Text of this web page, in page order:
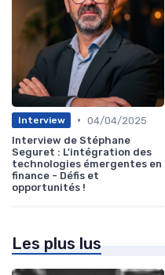
Interview • 04/04/2025
Interview de Stéphane
Seguret : L'intégration des
technologies émergentes en
finance - Défis et
opportunités !
Les plus lus